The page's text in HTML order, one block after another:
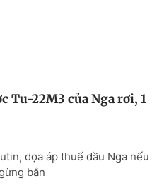
Tu-22M3 của Nga rơi, 1
dọa áp thuế dầu Nga nếu
bắn